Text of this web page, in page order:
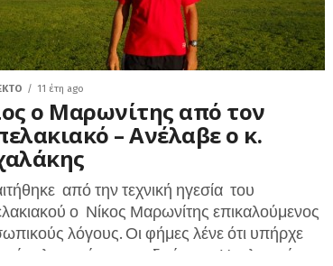
11 έτη ago
ο Μαρωνίτης από τον
– Ανέλαβε ο κ.
από την τεχνική ηγεσία του
ο Νίκος Μαρωνίτης επικαλούμενος
λόγους. Οι φήμες λένε ότι υπήρχε
φιλοσοφίας με τη διοίκηση. Η τελευταία